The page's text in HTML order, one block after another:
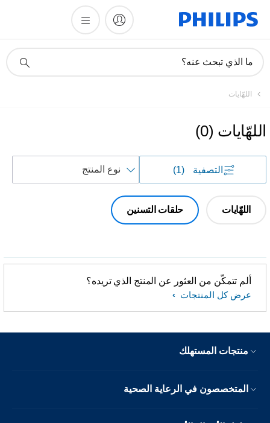
دعم
ما الذي تبحث عنه؟
اللهّايات
اللهّايات (
0
)
التصفية (1)
حسب
اللهّايات حلقات التسنين
ألم تتمكّن من العثور عن المنتج الذي تريده؟
عرض كل المنتجات
منتجات المستهلك
المتخصصون في الرعاية الصحية